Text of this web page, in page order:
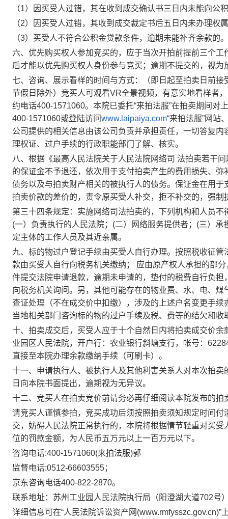
（1）因买受人过错，其在收到成交确认书三日内未能向公
（2）因买受人过错，其收到成交裁定书后五日内未办理权
（3）买受人不符合公积金贷款条件，逾期未能补齐余款的。
六、优先购买权人参加竞买的，应于当次开拍前提前三个
后才能以优先购买权人身份参与竞买；逾期不提交的，视
七、 咨询、展示看样的时间与方式：（即日起至拍卖日前接
节假日除外） 竞买人可观看VR全景视频，有意实地看样者
约电话400-1571060。 本院已委托“来拍法服”在拍卖期间对
400-1571060或登陆访问www.laipaiya.com“来拍法服”网站
公司提供的相关信息由该公司负责并承担责任，一切答复
理权证、过户手续的行政职能部门了解、核实。
八、根据《最高人民法院关于人民法院网络司 法拍卖若干
的保证金不予退还，依次用于支付拍卖产生的费用损失、
债务以及与拍卖财产相关的被执行人的债务。保证金在用
拍卖价款的差价的，责令原买受人补交，拒不补交的，强制
第三十四条规定：实施网络司法拍卖的，下列机构和人员
(一）负责执行的人民法院；(二）网络服务提供者；(三）
定主体的工作人员及其近亲属。
九、标的物过户登记手续由买受人自行办理。按照税收征
款由买受人自行向税务机关缴纳；
应由原产权人承担的部
件提交法院申请退款，逾期未申请的，垫付的税费自行负
向税务机关询问。另，其他可能存在的物业费、水、电、
查证处理（不在成交价中扣缴），涉及的上述户名变更手
当地相关部门咨询标的物的过户手续及税、费等的结欠和收
十、拍卖成交后，买受人应于十个自然日 内将拍卖成交价余
业园区人民法院，开户行：农业银行斜塘支行，帐号：
直接至本院办理余款缴纳手续（可刷卡）。
十一、申请执行人、被执行人及其他利害关系人对本次拍
日向本院书面提出，逾期视为无异议。
十二、竞买人在拍卖竞价前请务必再仔细阅读本院发布的拍
请竞买人谨慎参拍，竞买成功后须按照拍卖须知规定时间
交，妨碍人民法院正常执行的，本院将根据情节轻重对买
位的罚款金额，为人民币五万元以上一百万元以下。
咨询电话:400-1571060(来拍法服)郭
监督电话:0512-66603555；
京东咨询电话400-822-2870。
联系地址：苏州工业园人民法院执行局（阳澄湖大道702号
详细信息可在“人民法院诉讼资产网(www.rmfysszc.gov.cn)”